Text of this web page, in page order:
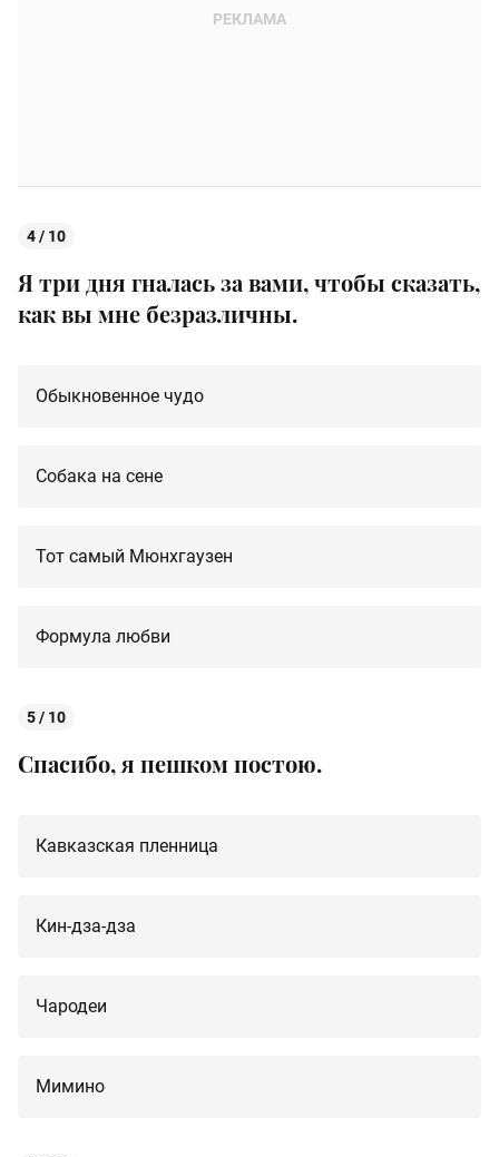
4 / 10
Я три дня гналась за вами, чтобы сказать,
как вы мне безразличны.
Обыкновенное чудо
Собака на сене
Тот самый Мюнхгаузен
Формула любви
5 / 10
Спасибо, я пешком постою.
Кавказская пленница
Кин-дза-дза
Чародеи
Мимино